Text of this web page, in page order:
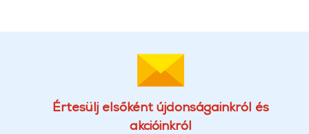
Értesülj elsőként újdonságainkról és
akcióinkról